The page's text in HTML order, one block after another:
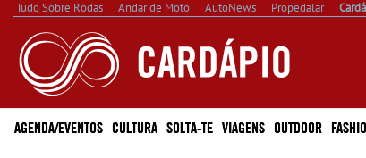
Tudo Sobre Rodas Andar de Moto AutoNews Propedalar
AGENDA/EVENTOS CULTURA SOLTA-TE VIAGENS OUTDOOR